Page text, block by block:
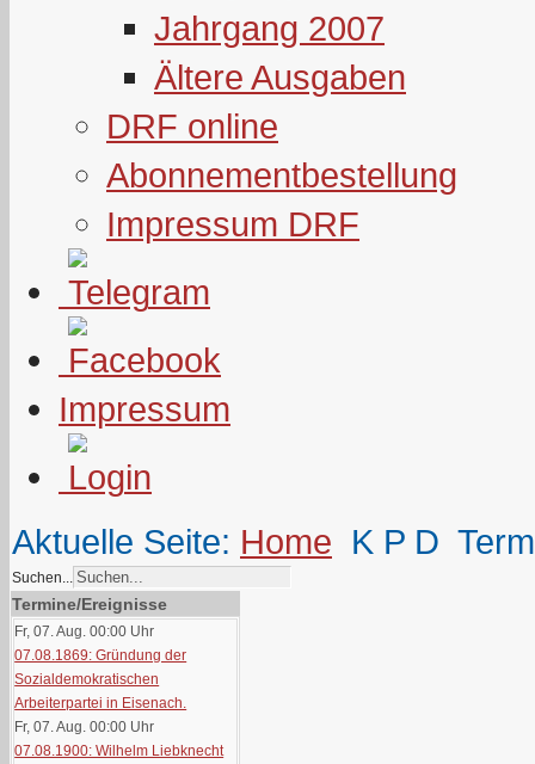
Jahrgang 2007
Ältere Ausgaben
DRF online
Abonnementbestellung
Impressum DRF
Impressum
Aktuelle Seite: Home K P D
Suchen...
Termine/Ereignisse
Fr, 07. Aug. 00:00 Uhr
07.08.1869: Gründung der
Sozialdemokratischen
Arbeiterpartei in Eisenach.
Fr, 07. Aug. 00:00 Uhr
07.08.1900: Wilhelm Liebknecht